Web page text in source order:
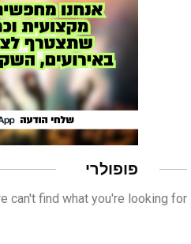
פופולרי
can't find what you're looking for.